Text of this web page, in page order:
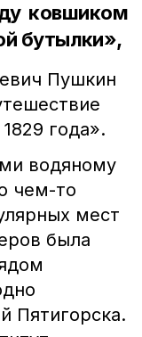
ковшиком
бутылки»,
Пушкин
года».
водяному
чем-то
мест
была
Пятигорска.